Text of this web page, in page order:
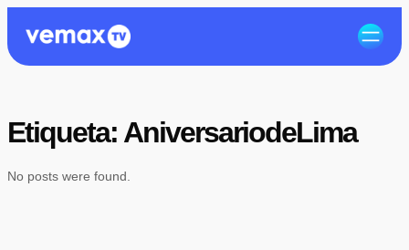
Etiqueta: AniversariodeLima
No posts were found.